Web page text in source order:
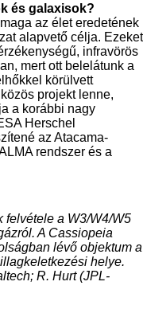
és galaxisok?
az élet eredetének
alapvető célja. Ezeket
infravörös
mert ott belelátunk a
körülvett
projekt lenne,
a korábbi nagy
Herschel
az Atacama-
rendszer és a
felvétele a W3/W4/W5
A Cassiopeia
lévő objektum a
helye.
R. Hurt (JPL-